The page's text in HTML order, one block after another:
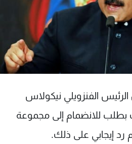
الفنزويلي نيكولاس
بطلب للانضمام إلى مجموعة
رد إيجابي على ذلك.
وظائف